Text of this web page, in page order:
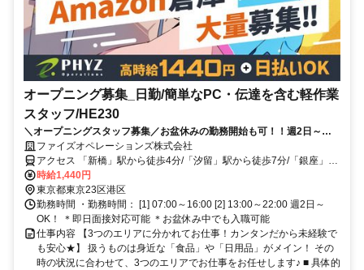
オープニング募集_日勤/簡単なPC・伝達を含む軽作業
スタッフ/HE230
＼オープニングスタッフ募集／お盆休みの勤務開始も可！！週2日～
OK！未経験OK！”早く働きたい！”方必見★
ファイズオペレーションズ株式会社
アクセス 「新橋」駅から徒歩4分/「汐留」駅から徒歩7分/「銀座」駅
から徒歩12分
時給1,440円
東京都東京23区港区
勤務時間 ・勤務時間： [1] 07:00～16:00 [2] 13:00～22:00 週2日～
OK！ ＊即日面接対応可能 ＊お盆休み中でも入職可能
仕事内容 【3つのエリアに分かれてお仕事！カンタンだから未経験で
も安心★】 扱うものは身近な「食品」や「日用品」がメイン！ その
時の状況に合わせて、3つのエリアでお仕事をお任せします♪ ■ 具体的